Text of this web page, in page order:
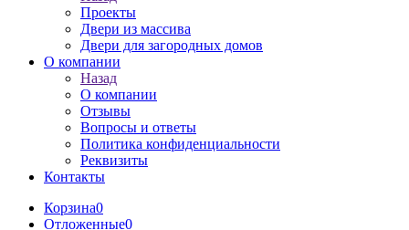
Проекты
Двери из массива
Двери для загородных домов
О компании
Назад
О компании
Отзывы
Вопросы и ответы
Политика конфиденциальности
Реквизиты
Контакты
Корзина0
Отложенные0